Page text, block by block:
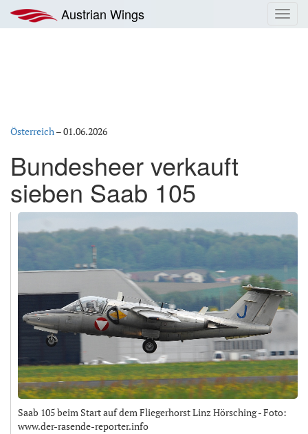
Inhalt
springen
Austrian Wings
Österreich–01.06.2026
Bundesheer verkauft
sieben Saab 105
Saab 105 beim Start auf dem Fliegerhorst Linz Hörsching - Foto:
www.der-rasende-reporter.info